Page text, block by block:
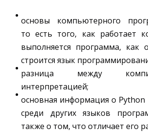
основы компьютерного
то есть того, как работает
выполняется программа, как
строится язык
разница между
интерпретацией;
основная информация о Python
среди других языков
также о том, что отличает его